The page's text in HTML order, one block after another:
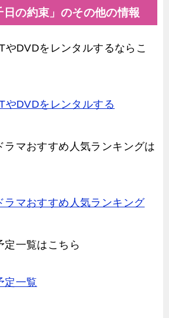
の約束」のその他の情報
やDVDをレンタルするならこ
やDVDをレンタルする
ラマおすすめ人気ランキングは
ラマおすすめ人気ランキング
定一覧はこちら
定一覧